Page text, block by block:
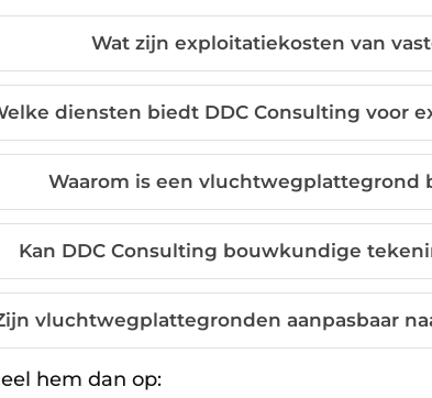
Wat zijn exploitatiekosten van
diensten biedt DDC Consulting voor
Waarom is een vluchtwegplattegrond
Kan DDC Consulting bouwkundige
vluchtwegplattegronden aanpasbaar
hem dan op: